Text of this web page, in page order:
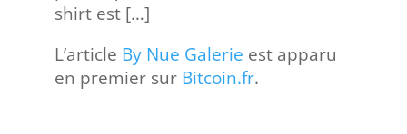
shirt est […]
L’article By Nue Galerie est apparu
en premier sur Bitcoin.fr.